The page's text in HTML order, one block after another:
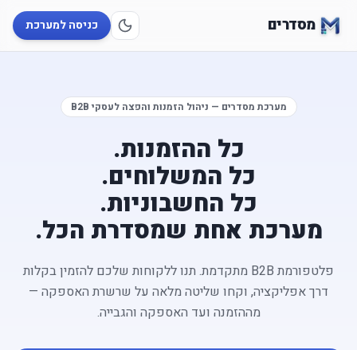
מסדרים כניסה למערכת
מערכת מסדרים — ניהול הזמנות והפצה לעסקי B2B
כל ההזמנות.
כל המשלוחים.
כל החשבוניות.
מערכת אחת שמסדרת הכל.
פלטפורמת B2B מתקדמת. תנו ללקוחות שלכם להזמין בקלות
דרך אפליקציה, וקחו שליטה מלאה על שרשרת האספקה —
מההזמנה ועד האספקה והגבייה.